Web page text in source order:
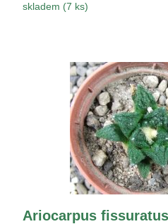
skladem (7 ks)
Ariocarpus